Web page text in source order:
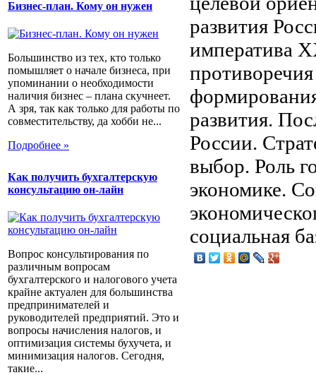
Бизнес-план. Кому он нужен
Большинство из тех, кто только
помышляет о начале бизнеса, при
упоминании о необходимости
наличия бизнес – плана скучнеет.
А зря, так как только для работы по
совместительству, да хобби не...
Подробнее »
Как получить бухгалтерскую
консультацию он-лайн
Вопрос консультирования по
различным вопросам
бухгалтерского и налогового учета
крайне актуален для большинства
предпринимателей и
руководителей предприятий. Это и
вопросы начисления налогов, и
оптимизация системы бухучета, и
минимизация налогов. Сегодня,
такие...
развития
императива
развития.
России.
выбор. Роль
экономике.
социальная